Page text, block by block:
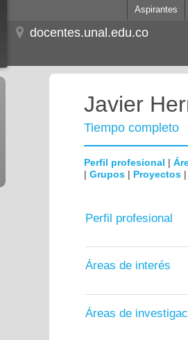
Aspirantes
docentes.unal.edu.co
Javier
Tiempo completo
Perfil profesional |
| Grupos | Proyectos
Perfil profesional
Áreas de interés
Áreas de